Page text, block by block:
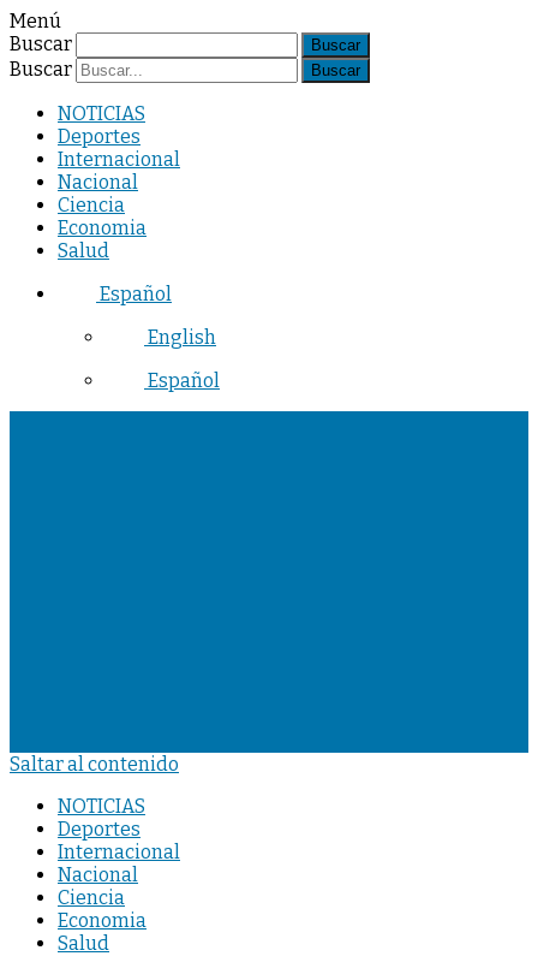
Menú
Buscar
Buscar
NOTICIAS
Deportes
Internacional
Nacional
Ciencia
Economia
Salud
Español
English
Español
Saltar al contenido
NOTICIAS
Deportes
Internacional
Nacional
Ciencia
Economia
Salud